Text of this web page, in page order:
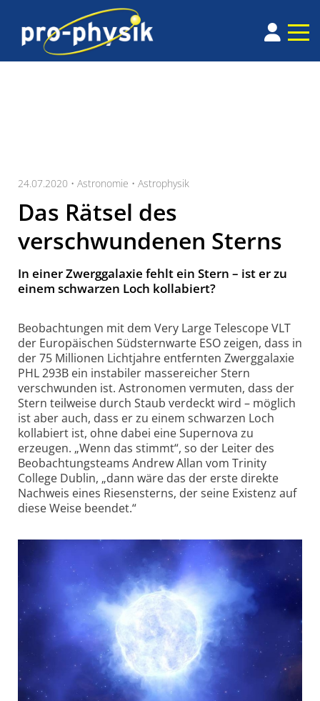
24.07.2020 • Astronomie • Astrophysik
Das Rätsel des
verschwundenen Sterns
In einer Zwerggalaxie fehlt ein Stern – ist er zu
einem schwarzen Loch kollabiert?
Beobachtungen mit dem Very Large Telescope VLT
der Europäischen Süd­stern­warte ESO zeigen, dass in
der 75 Millionen Licht­jahre entfernten Zwerg­galaxie
PHL 293B ein instabiler masse­reicher Stern
verschwunden ist. Astronomen vermuten, dass der
Stern teil­weise durch Staub verdeckt wird – möglich
ist aber auch, dass er zu einem schwarzen Loch
kollabiert ist, ohne dabei eine Supernova zu
erzeugen. „Wenn das stimmt“, so der Leiter des
Beobach­tungs­teams Andrew Allan vom Trinity
College Dublin, „dann wäre das der erste direkte
Nachweis eines Riesen­sterns, der seine Existenz auf
diese Weise beendet.“